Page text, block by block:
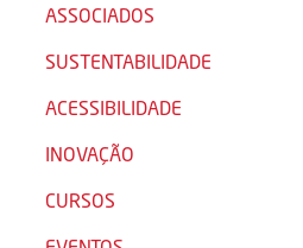
ASSOCIADOS
SUSTENTABILIDADE
ACESSIBILIDADE
INOVAÇÃO
CURSOS